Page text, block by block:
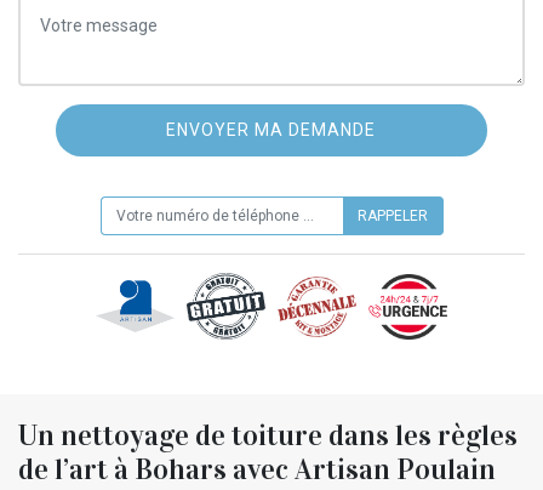
Un nettoyage de toiture dans les règles
de l’art à Bohars avec Artisan Poulain